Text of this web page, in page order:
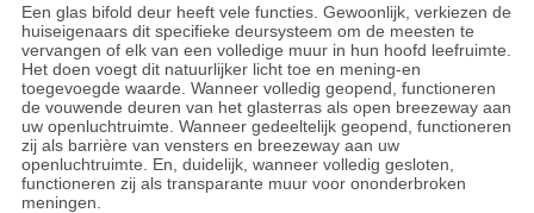
Een glas bifold deur heeft vele functies. Gewoonlijk, verkiezen de
huiseigenaars dit specifieke deursysteem om de meesten te
vervangen of elk van een volledige muur in hun hoofd leefruimte.
Het doen voegt dit natuurlijker licht toe en mening-en
toegevoegde waarde. Wanneer volledig geopend, functioneren
de vouwende deuren van het glasterras als open breezeway aan
uw openluchtruimte. Wanneer gedeeltelijk geopend, functioneren
zij als barrière van vensters en breezeway aan uw
openluchtruimte. En, duidelijk, wanneer volledig gesloten,
functioneren zij als transparante muur voor ononderbroken
meningen.